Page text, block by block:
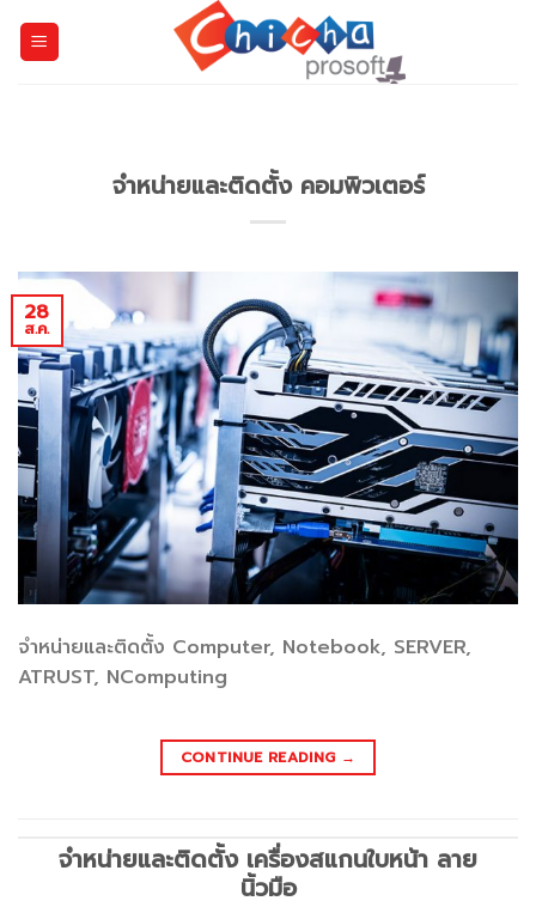
จำหน่ายและติดตั้ง คอมพิวเตอร์
28
ส.ค.
จำหน่ายและติดตั้ง Computer, Notebook, SERVER,
ATRUST, NComputing
CONTINUE READING →
จำหน่ายและติดตั้ง เครื่องสแกนใบหน้า ลาย
นิ้วมือ